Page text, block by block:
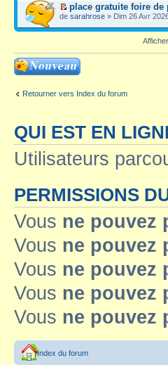
place gratuite foire de
de sarahrose » Dim 26 Avr
Ecrire un nouveau
sujet
Retourner vers Index du forum
QUI EST EN
Utilisateurs
PERMISSIONS
Vous ne pouvez
Vous ne pouvez
Vous ne pouvez
Vous ne pouvez
Vous ne pouvez
Index du forum